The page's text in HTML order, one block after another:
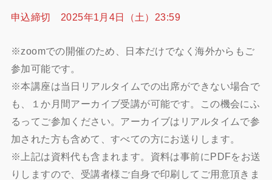
申込締切 2025年1月4日（土）23:59
※zoomでの開催のため、日本だけでなく海外からもご
参加可能です。
※本講座は当日リアルタイムでの出席ができない場合で
も、１か月間アーカイブ受講が可能です。この機会にふ
るってご参加ください。アーカイブはリアルタイムで参
加された方も含めて、すべての方にお送りします。
※上記は資料代も含まれます。資料は事前にPDFをお送
りしますので、受講者様ご自身で印刷してご用意頂きま